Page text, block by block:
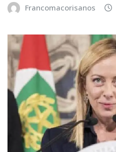
Francomacorisanos